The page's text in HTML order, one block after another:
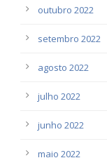
outubro 2022
setembro 2022
agosto 2022
julho 2022
junho 2022
maio 2022